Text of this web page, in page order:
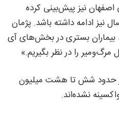
نیز پیش‌بینی کرده
ادامه داشته باشد. پژمان
بیماران بستری در بخش‌های آی
مرگ‌ومیر را در نظر بگیریم.»
حدود شش تا هشت میلیون
نشده‌اند.